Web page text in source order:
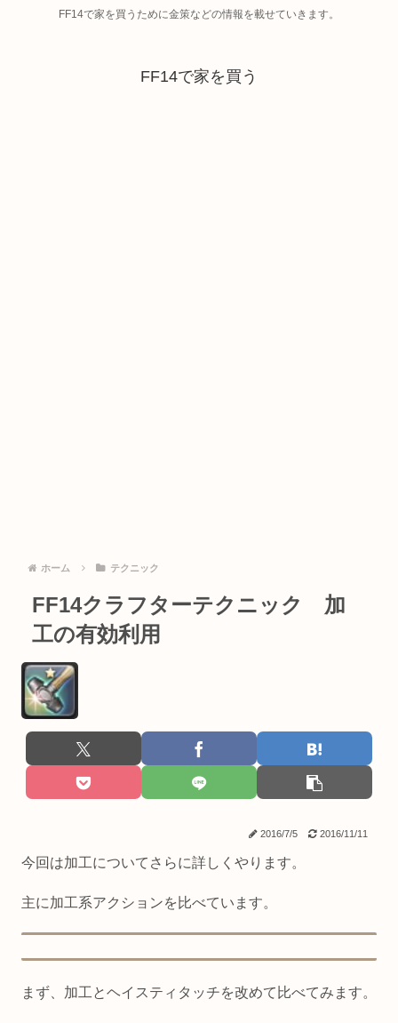
FF14で家を買うために金策などの情報を載せていきます。
FF14で家を買う
ホーム テクニック
FF14クラフターテクニック 加
工の有効利用
2016/7/5 2016/11/11
今回は加工についてさらに詳しくやります。
主に加工系アクションを比べています。
まず、加工とヘイスティタッチを改めて比べてみます。